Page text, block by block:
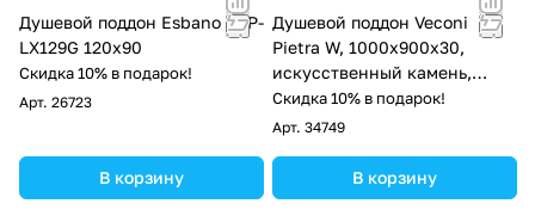
Душевой поддон Esbano ESP-
LX129G 120х90
Скидка 10% в подарок!
Арт. 26723
В корзину
Душевой поддон Veconi
Pietra W, 1000x900x30,
искусственный камень,
белый
Скидка 10% в подарок!
Арт. 34749
В корзину